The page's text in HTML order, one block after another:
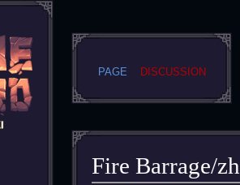
Fire Barrage/zh
PAGE DISCUSSION